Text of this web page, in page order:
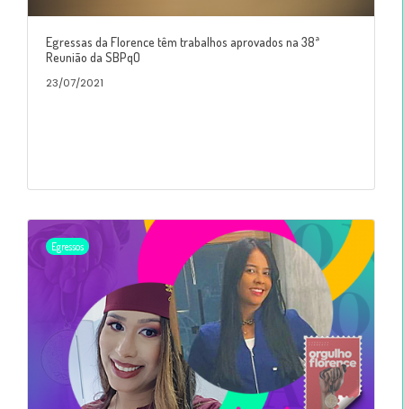
Egressas da Florence têm trabalhos aprovados na 38ª
Reunião da SBPqO
23/07/2021
Egressos